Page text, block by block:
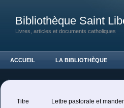
Bibliothèque Saint
Livres, articles et documents catholiques
ACCUEIL LA BIBLIOTHÈQUE
Titre
Lettre pastorale et